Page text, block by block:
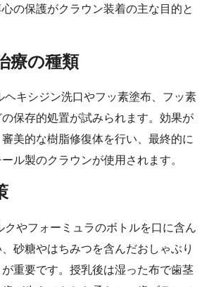
の保護がクラウン装着の主な目的と
療の種類
ヘキシジン洗口やフッ素塗布、フッ素
保存的処置が試みられます。効果が
美的な樹脂修復体を行い、最終的に
ル製のクラウンが使用されます。
クやフォーミュラのボトルを口に含ん
砂糖やはちみつを含んだおしゃぶり
重要です。授乳後は湿った布で歯茎